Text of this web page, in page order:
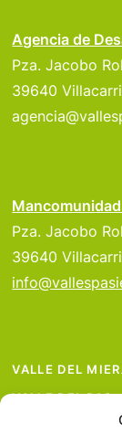
Agencia de
Pza. Jacobo
39640
Pza. Jacobo
39640
VALLE DEL
VALLE DEL PAS
VALLE DEL